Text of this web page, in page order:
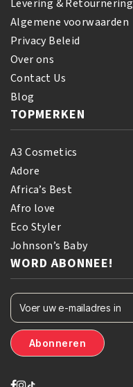
Levering & Retournering
Algemene voorwaarden
Privacy Beleid
Over ons
Contact Us
Blog
TOPMERKEN
A3 Cosmetics
Adore
Africa’s Best
Afro love
Eco Styler
Johnson’s Baby
WORD ABONNEE!